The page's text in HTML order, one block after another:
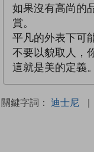
如果沒有高尚的
賞。
平凡的外表下可
不要以貌取人，
這就是美的定義。
關鍵字詞： 迪士尼 |